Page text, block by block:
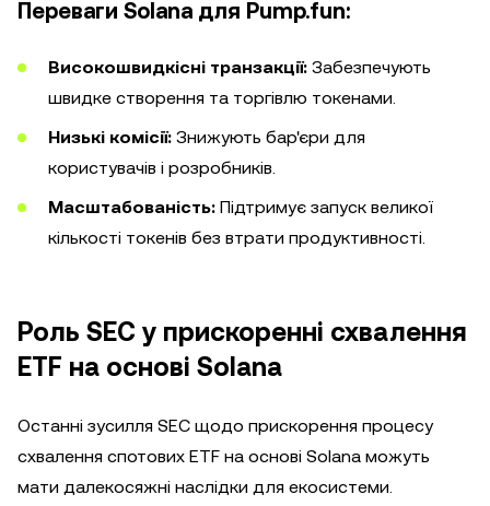
Переваги Solana для Pump.fun:
Високошвидкісні транзакції: Забезпечують
швидке створення та торгівлю токенами.
Низькі комісії: Знижують бар'єри для
користувачів і розробників.
Масштабованість: Підтримує запуск великої
кількості токенів без втрати продуктивності.
Роль SEC у прискоренні схвалення
ETF на основі Solana
Останні зусилля SEC щодо прискорення процесу
схвалення спотових ETF на основі Solana можуть
мати далекосяжні наслідки для екосистеми.